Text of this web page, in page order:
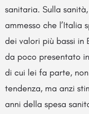
sanitaria. Sulla
ammesso che l’Italia
dei valori più bassi in
da poco presentato
di cui lei fa parte,
tendenza, ma anzi
anni della spesa